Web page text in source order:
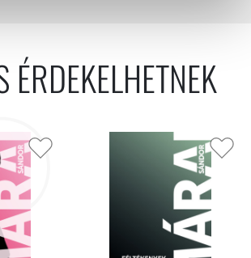
ÉRDEKELHETNEK